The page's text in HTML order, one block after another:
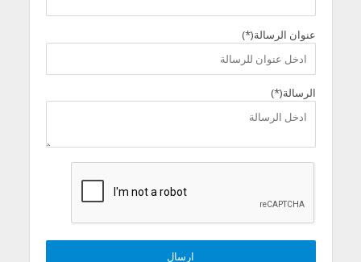
عنوان الرسالة(*)
الرسالة(*)